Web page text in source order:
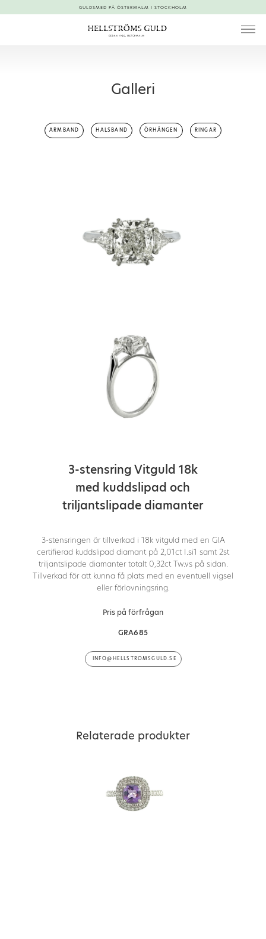
GULDSMED PÅ ÖSTERMALM I STOCKHOLM
Galleri
ARMBAND HALSBAND ÖRHÄNGEN RINGAR
3-stensring Vitguld 18k
med kuddslipad och
triljantslipade diamanter
3-stensringen är tillverkad i 18k vitguld med en GIA
certifierad kuddslipad diamant på 2,01ct I.si1 samt 2st
triljantslipade diamanter totalt 0,32ct Tw.vs på sidan.
Tillverkad för att kunna få plats med en eventuell vigsel
eller förlovningsring.
Pris på förfrågan
GRA685
INFO@HELLSTROMSGULD.SE
Relaterade produkter